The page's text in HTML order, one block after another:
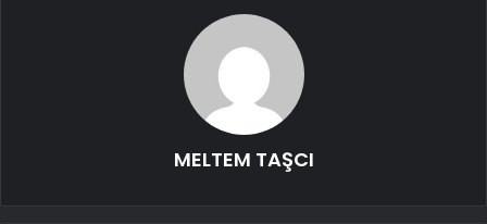
MELTEM TAŞCI